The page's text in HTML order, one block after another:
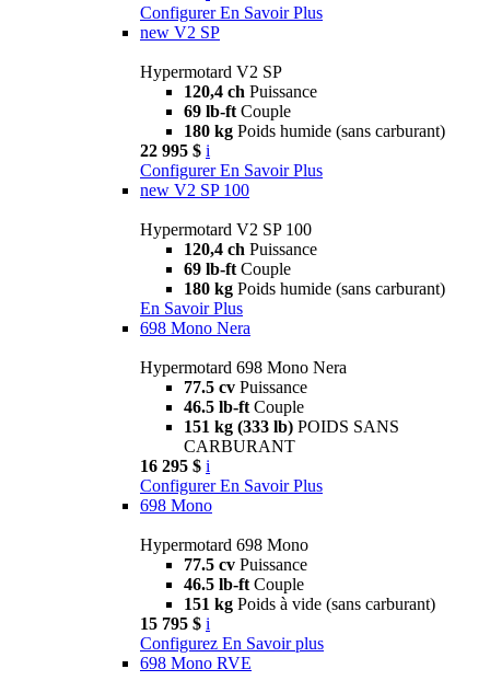
Configurer En Savoir Plus
new V2 SP
Hypermotard V2 SP
120,4 ch Puissance
69 lb-ft Couple
180 kg Poids humide (sans carburant)
22 995 $ i
Configurer En Savoir Plus
new V2 SP 100
Hypermotard V2 SP 100
120,4 ch Puissance
69 lb-ft Couple
180 kg Poids humide (sans carburant)
En Savoir Plus
698 Mono Nera
Hypermotard 698 Mono Nera
77.5 cv Puissance
46.5 lb-ft Couple
151 kg (333 lb) POIDS SANS
CARBURANT
16 295 $ i
Configurer En Savoir Plus
698 Mono
Hypermotard 698 Mono
77.5 cv Puissance
46.5 lb-ft Couple
151 kg Poids à vide (sans carburant)
15 795 $ i
Configurez En Savoir plus
698 Mono RVE